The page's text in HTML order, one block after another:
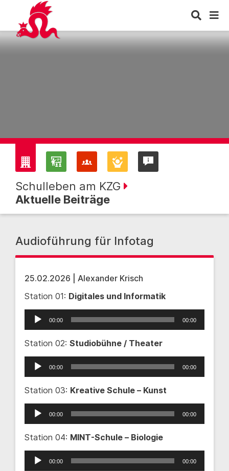
Schulleben am KZG
Aktuelle Beiträge
Audioführung für Infotag
25.02.2026 | Alexander Krisch
Station 01: Digitales und Informatik
Audio-
Player
00:00 00:00
Station 02: Studiobühne / Theater
Audio-
Player
00:00 00:00
Station 03: Kreative Schule – Kunst
Audio-
Player
00:00 00:00
Station 04: MINT-Schule – Biologie
Audio-
Player
00:00 00:00